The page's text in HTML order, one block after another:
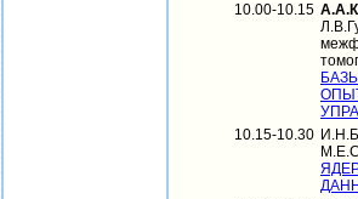
10.00-10.15
10.15-10.30